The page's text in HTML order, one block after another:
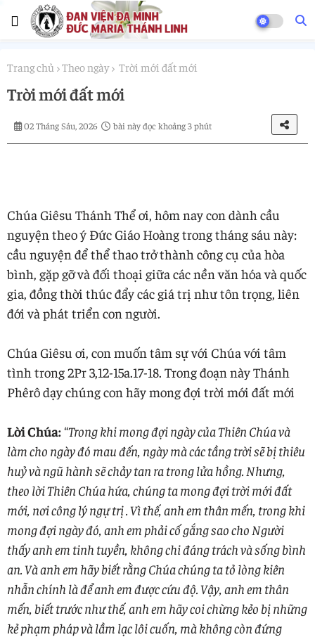
Trang chủ Theo ngày Trời mới đất mới
Trời mới đất mới
02 Tháng Sáu, 2026 bài này đọc khoảng 3 phút
Chúa Giêsu Thánh Thể ơi, hôm nay con dành cầu
nguyện theo ý Đức Giáo Hoàng trong tháng sáu này:
cầu nguyện để thể thao trở thành công cụ của hòa
bình, gặp gỡ và đối thoại giữa các nền văn hóa và quốc
gia, đồng thời thúc đẩy các giá trị như tôn trọng, liên
đới và phát triển con người.
Chúa Giêsu ơi, con muốn tâm sự với Chúa với tâm
tình trong 2Pr 3,12-15a.17-18. Trong đoạn này Thánh
Phêrô dạy chúng con hãy mong đợi trời mới đất mới
Lời Chúa:“Trong khi mong đợi ngày của Thiên Chúa và
làm cho ngày đó mau đến, ngày mà các tầng trời sẽ bị thiêu
huỷ và ngũ hành sẽ chảy tan ra trong lửa hồng. Nhưng,
theo lời Thiên Chúa hứa, chúng ta mong đợi trời mới đất
mới, nơi công lý ngự trị . Vì thế, anh em thân mến, trong khi
mong đợi ngày đó, anh em phải cố gắng sao cho Người
thấy anh em tinh tuyền, không chi đáng trách và sống bình
an. Và anh em hãy biết rằng Chúa chúng ta tỏ lòng kiên
nhẫn chính là để anh em được cứu độ. Vậy, anh em thân
mến, biết trước như thế, anh em hãy coi chừng kẻo bị những
kẻ phạm pháp và lầm lạc lôi cuốn, mà không còn đứng